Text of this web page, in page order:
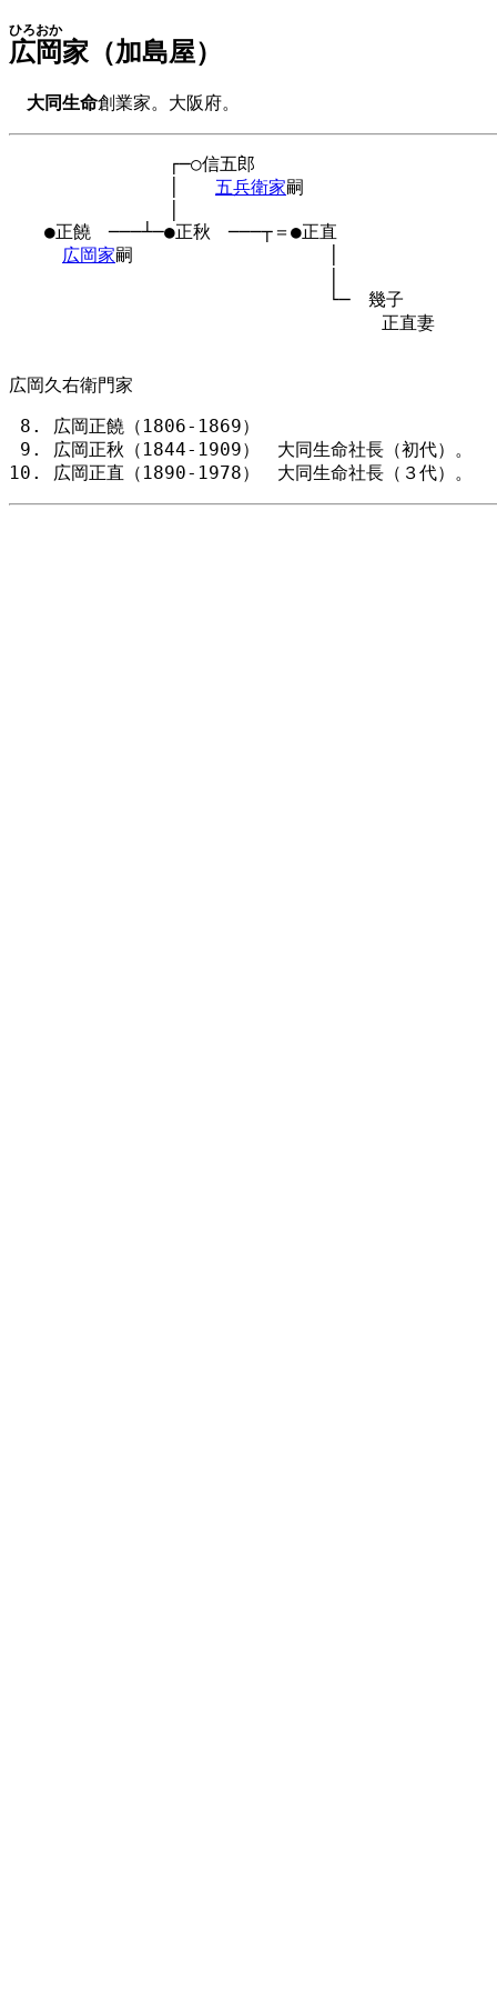
広岡
ひろおか
家（加島屋）
大同生命創業家。大阪府。
┌─○信五郎
五兵衛家嗣
●正饒　───┴─●正秋　───┬＝●正直
広岡家嗣　　　　　　　　　　　│
└─　幾子
正直妻
広岡久右衛門家
広岡正饒（1806-1869）
広岡正秋（1844-1909） 大同生命社長（初代）。
広岡正直（1890-1978） 大同生命社長（３代）。